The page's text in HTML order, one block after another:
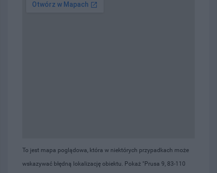
To jest mapa poglądowa, która w niektórych przypadkach może
wskazywać błędną lokalizację obiektu. Pokaż "Prusa 9, 83-110